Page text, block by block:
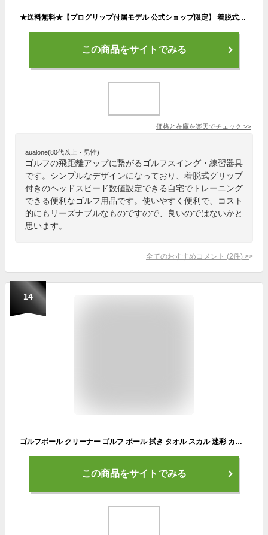
★送料無料★【プログリップ付属モデル 公式ショップ限定】 着脱式モデルグリップ付 ヘッドスピード数値設定 飛距離アップ | ゴルフスイング 練習器具 ドライバー 室内 アプローチ スイング練習 ゴルフ用品 素振り棒 アイアン 練習 ウェッジ ゴルフ 素振り トレーニング
この商品をサイトでみる
価格と在庫を楽天でチェック >>
aualone(80代以上・男性)
ゴルフの飛距離アップに繋がるゴルフスイング・練習器具
です。シンプルなデザインになっており、着脱式グリップ
付きのヘッドスピード数値設定できる自宅でトレーニング
できる便利なゴルフ用品です。使いやすく便利で、コスト
的にもリーズナブルなものですので、良いのではないかと
思います。
全てのおすすめコメント (2件) >
14
ゴルフボール クリーナー ゴルフ ボール 拭き タオル スカル 迷彩 カラビナ ワイヤー付き 便利 グッズ 2WAY クロス マイクロファイバー デザイン ボール クリーニング ゴルフ用品 小物 メンズ レディース おしゃれ プレゼント 父の日 母の日 クリスマス コンペ 景品
この商品をサイトでみる